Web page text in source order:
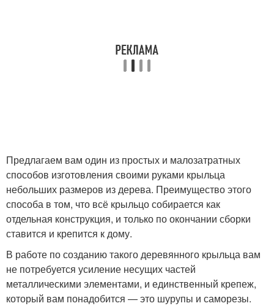
Предлагаем вам один из простых и малозатратных
способов изготовления своими руками крыльца
небольших размеров из дерева. Преимущество этого
способа в том, что всё крыльцо собирается как
отдельная конструкция, и только по окончании сборки
ставится и крепится к дому.
В работе по созданию такого деревянного крыльца вам
не потребуется усиление несущих частей
металлическими элементами, и единственный крепеж,
который вам понадобится — это шурупы и саморезы.